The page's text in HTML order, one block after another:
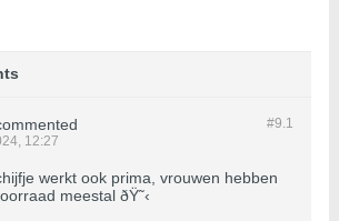
#9.1
12:27
werkt ook prima, vrouwen hebben
meestal ðŸ˜‹